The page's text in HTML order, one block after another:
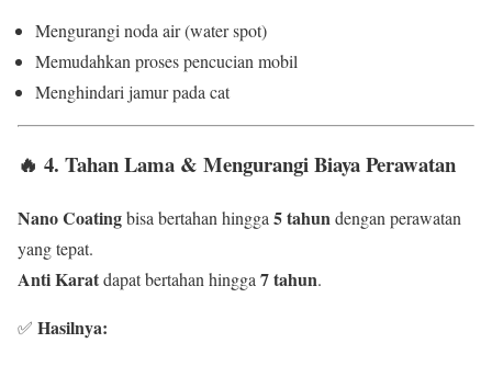
Mengurangi noda air (water spot)
Memudahkan proses pencucian mobil
Menghindari jamur pada cat
🔥 4. Tahan Lama & Mengurangi Biaya Perawatan
Nano Coatingbisa bertahan hingga 5 tahundengan perawatan
yang tepat.
Anti Karatdapat bertahan hingga 7 tahun.
✅ Hasilnya: